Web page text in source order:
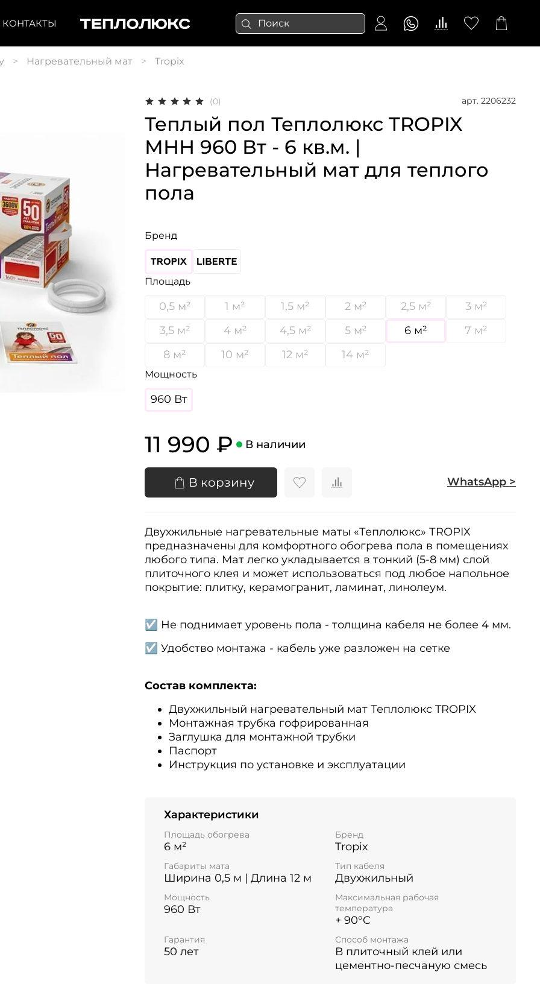
КОНТАКТЫ
Нагревательный мат Tropix
(0) арт. 2206232
Теплый пол Теплолюкс TROPIX
МНН 960 Вт - 6 кв.м. |
Нагревательный мат для теплого
пола
Бренд
Площадь
0,5 м² 1 м² 1,5 м² 2 м² 2,5 м²
3 м²
3,5 м²
4 м² 4,5 м² 5 м² 6 м²
7 м²
8 м²
10 м² 12 м² 14 м²
Мощность
960 Вт
11 990 ₽ В наличии
В корзину WhatsApp >
Двухжильные нагревательные маты «Теплолюкс» ТRОРIХ
предназначены для комфортного обогрева пола в помещениях
любого типа. Мат легко укладывается в тонкий (5-8 мм) слой
плиточного клея и может использоваться под любое напольное
покрытие: плитку, керамогранит, ламинат, линолеум.
☑ Не поднимает уровень пола - толщина кабеля не более 4 мм.
☑ Удобство монтажа - кабель уже разложен на сетке
Состав комплекта:
Двухжильный нагревательный мат Теплолюкс TROPIX
Монтажная трубка гофрированная
Заглушка для монтажной трубки
Паспорт
Инструкция по установке и эксплуатации
Характеристики
Площадь обогрева
6 м²
Бренд
Tropix
Габариты мата
Ширина 0,5 м | Длина 12 м
Тип кабеля
Двухжильный
Мощность
960 Вт
Максимальная рабочая
температура
+ 90°C
Гарантия
50 лет
Способ монтажа
В плиточный клей или
цементно-песчаную смесь